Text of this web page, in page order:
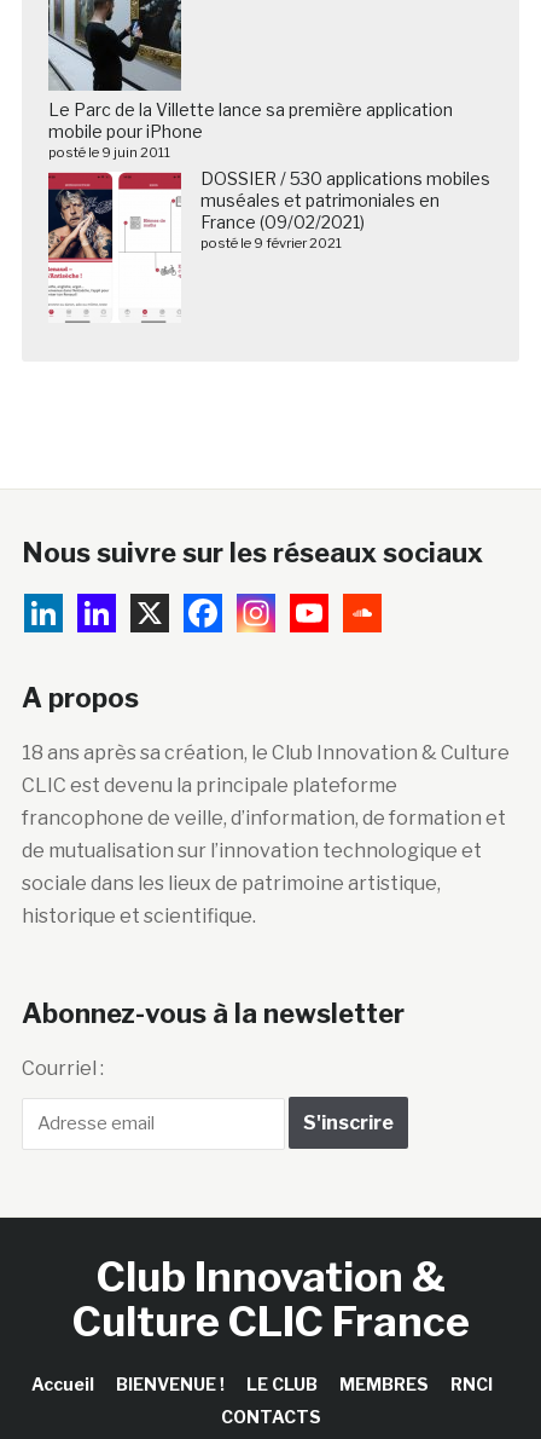
Le Parc de la Villette lance sa première application
mobile pour iPhone
posté le 9 juin 2011
DOSSIER / 530 applications mobiles
muséales et patrimoniales en
France (09/02/2021)
posté le 9 février 2021
Nous suivre sur les réseaux sociaux
A propos
18 ans après sa création, le Club Innovation & Culture
CLIC est devenu la principale plateforme
francophone de veille, d’information, de formation et
de mutualisation sur l’innovation technologique et
sociale dans les lieux de patrimoine artistique,
historique et scientifique.
Abonnez-vous à la newsletter
Courriel :
Club Innovation &
Culture CLIC France
Accueil BIENVENUE ! LE CLUB MEMBRES
RNCI
CONTACTS